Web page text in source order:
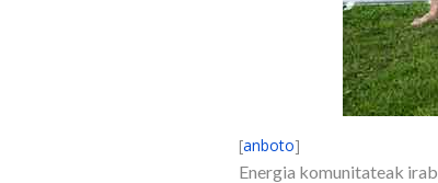
[anboto]
Energia komunitateak